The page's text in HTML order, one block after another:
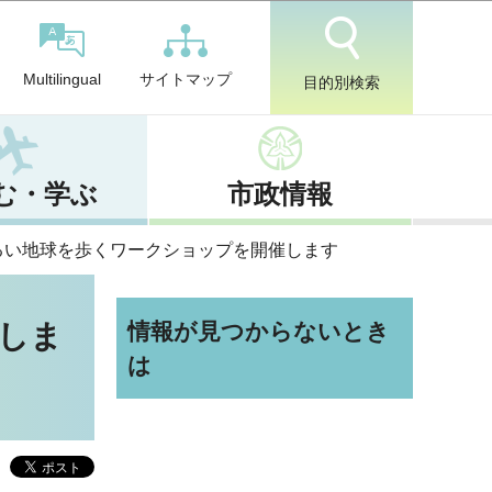
Multilingual サイトマップ 目的別検索
・学ぶ 市政情報
地球を歩くワークショップを開催します
ま
情報が見つからないとき
は